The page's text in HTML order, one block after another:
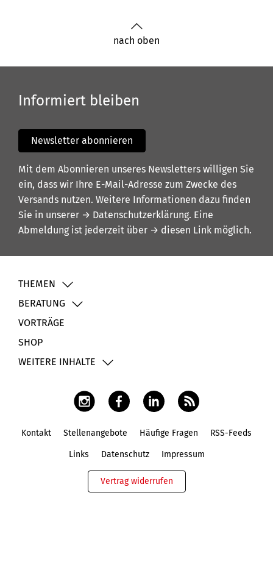
nach oben
Informiert bleiben
Newsletter abonnieren
Mit dem Abonnieren unseres Newsletters willigen Sie
ein, dass wir Ihre E-Mail-Adresse zum Zwecke des
Versands nutzen. Weitere Informationen dazu finden
Sie in unserer → Datenschutzerklärung. Eine
Abmeldung ist jederzeit über → diesen Link möglich.
THEMEN
BERATUNG
VORTRÄGE
SHOP
WEITERE INHALTE
Kontakt Stellenangebote Häufige Fragen RSS-Feeds
Links Datenschutz Impressum
Vertrag widerrufen